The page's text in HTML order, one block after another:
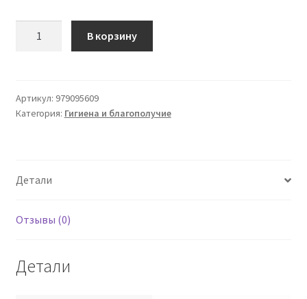
Gel
20
В корзину
Артикул: 979095609
Категория: Гигиена и благополучие
Детали
Отзывы (0)
Детали